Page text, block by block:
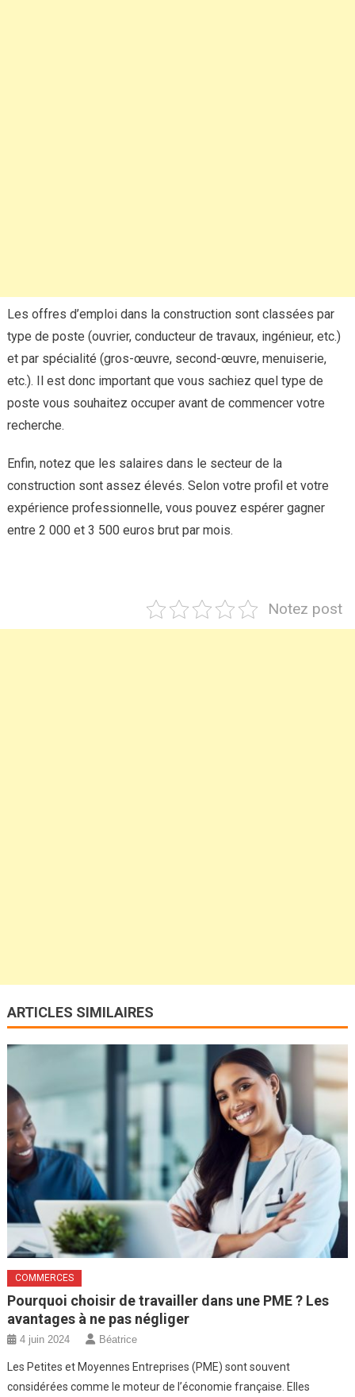
Les offres d’emploi dans la construction sont classées par
type de poste (ouvrier, conducteur de travaux, ingénieur, etc.)
et par spécialité (gros-œuvre, second-œuvre, menuiserie,
etc.). Il est donc important que vous sachiez quel type de
poste vous souhaitez occuper avant de commencer votre
recherche.
Enfin, notez que les salaires dans le secteur de la
construction sont assez élevés. Selon votre profil et votre
expérience professionnelle, vous pouvez espérer gagner
entre 2 000 et 3 500 euros brut par mois.
Notez post
ARTICLES SIMILAIRES
COMMERCES
Pourquoi choisir de travailler dans une PME ? Les
avantages à ne pas négliger
4 juin 2024 Béatrice
Les Petites et Moyennes Entreprises (PME) sont souvent
considérées comme le moteur de l’économie française. Elles